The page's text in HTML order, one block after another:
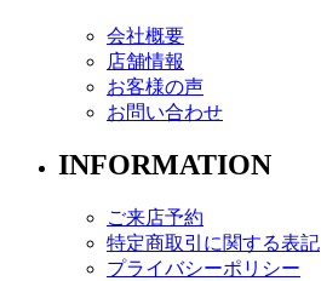
会社概要
店舗情報
お客様の声
お問い合わせ
INFORMATION
ご来店予約
特定商取引に関する表記
プライバシーポリシー